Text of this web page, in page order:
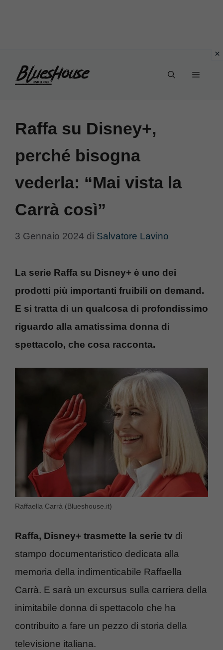
Menu
Raffa su Disney+,
perché bisogna
vederla: “Mai vista la
Carrà così”
3 Gennaio 2024 di Salvatore Lavino
La serie Raffa su Disney+ è uno dei
prodotti più importanti fruibili on demand.
E si tratta di un qualcosa di profondissimo
riguardo alla amatissima donna di
spettacolo, che cosa racconta.
Raffaella Carrà (Blueshouse.it)
Raffa, Disney+ trasmette la serie tv di
stampo documentaristico dedicata alla
memoria della indimenticabile Raffaella
Carrà. E sarà un excursus sulla carriera della
inimitabile donna di spettacolo che ha
contribuito a fare un pezzo di storia della
televisione italiana.